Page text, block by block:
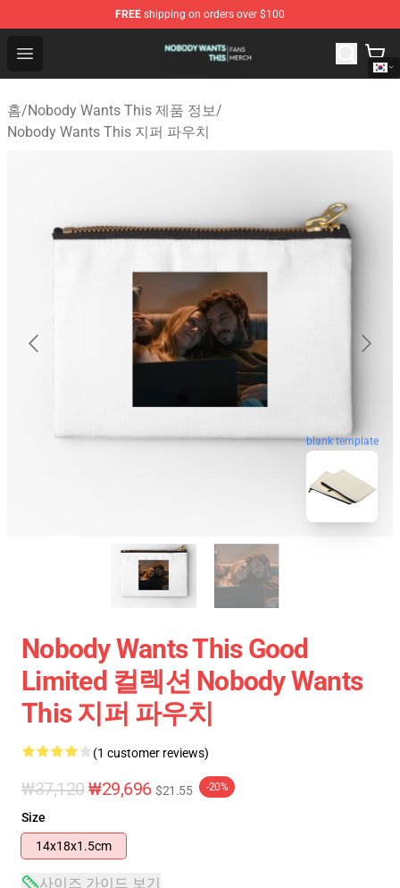
FREE shipping on orders over $100
Open menu
Nobody Wants This Shop - Official Nobody Wants This
홈/Nobody Wants This 제품 정보/
Nobody Wants This 지퍼 파우치
blank template
Nobody Wants This Good
Limited 컬렉션 Nobody Wants
This 지퍼 파우치
(1 customer reviews)
₩37,120₩29,696 $21.55 -20%
Size
14x18x1.5cm
사이즈 가이드 보기